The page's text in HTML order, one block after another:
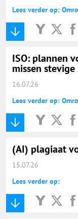
Lees verder op:
ISO: plannen
missen stevige
16.07.26
Lees verder op:
(AI) plagiaat
15.07.26
Lees verder op: